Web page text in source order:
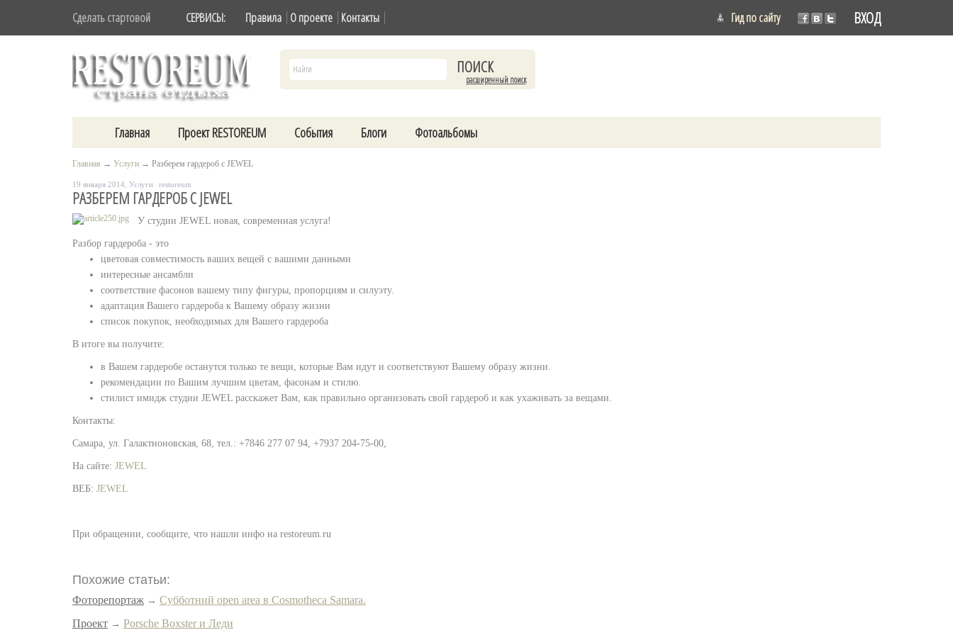
Сделать стартовой ВХОД
Гид по сайту
СЕРВИСЫ: Правила О проекте Контакты
расширенный поиск
Главная Проект RESTOREUM События Блоги Фотоальбомы
Главная → Услуги → Разберем гардероб с JEWEL
19 января 2014, Услуги restoreum
РАЗБЕРЕМ ГАРДЕРОБ С JEWEL
У студии JEWEL новая, современная услуга!
Разбор гардероба - это
цветовая совместимость ваших вещей с вашими данными
интересные ансамбли
соответствие фасонов вашему типу фигуры, пропорциям и силуэту.
адаптация Вашего гардероба к Вашему образу жизни
список покупок, необходимых для Вашего гардероба
В итоге вы получите:
в Вашем гардеробе останутся только те вещи, которые Вам идут и соответствуют Вашему образу жизни.
рекомендации по Вашим лучшим цветам, фасонам и стилю.
стилист имидж студии JEWEL расскажет Вам, как правильно организовать свой гардероб и как ухаживать за вещами.
Контакты:
Самара, ул. Галактионовская, 68, тел.: +7846 277 07 94, +7937 204-75-00,
На сайте: JEWEL
ВЕБ: JEWEL
При обращении, сообщите, что нашли инфо на restoreum.ru
Похожие статьи:
Фоторепортаж → Субботний open area в Cosmotheca Samara.
Проект → Porsche Boxster и Леди